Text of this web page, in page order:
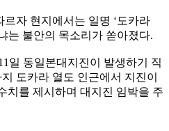
자 현지에서는 일명 ‘도카라
는 불안의 목소리가 쏟아졌다.
일 동일본대지진이 발생하기 직
도카라 열도 인근에서 지진이
치를 제시하며 대지진 임박을 주